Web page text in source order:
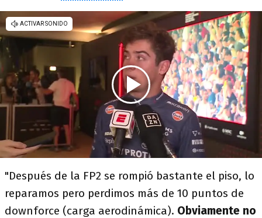
"Después de la FP2 se rompió bastante el piso, lo
reparamos pero perdimos más de 10 puntos de
downforce (carga aerodinámica). Obviamente no